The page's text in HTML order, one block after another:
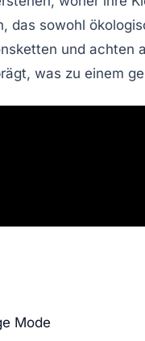
das sowohl
und achten
was zu einem
Mode